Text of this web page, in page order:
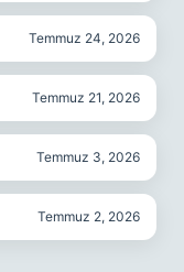
Temmuz 24, 2026
Temmuz 21, 2026
Temmuz 3, 2026
Temmuz 2, 2026